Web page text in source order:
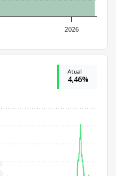
2026
Atual
4,46%